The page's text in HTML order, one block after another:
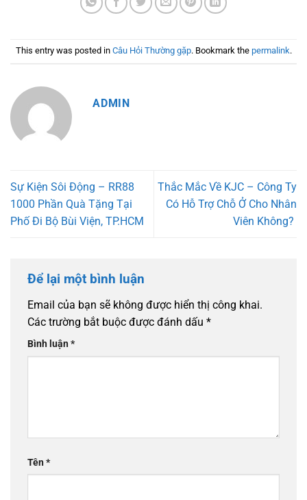
This entry was posted in Câu Hỏi Thường gặp. Bookmark the permalink.
ADMIN
Sự Kiện Sôi Động – RR88
1000 Phần Quà Tặng Tại
Phố Đi Bộ Bùi Viện, TP.HCM
Thắc Mắc Về KJC – Công Ty
Có Hỗ Trợ Chỗ Ở Cho Nhân
Viên Không?
Để lại một bình luận
Email của bạn sẽ không được hiển thị công khai.
Các trường bắt buộc được đánh dấu *
Bình luận*
Tên*